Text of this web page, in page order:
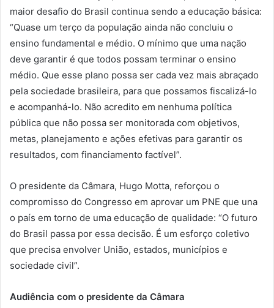
maior desafio do Brasil continua sendo a educação básica:
“Quase um terço da população ainda não concluiu o
ensino fundamental e médio. O mínimo que uma nação
deve garantir é que todos possam terminar o ensino
médio. Que esse plano possa ser cada vez mais abraçado
pela sociedade brasileira, para que possamos fiscalizá-lo
e acompanhá-lo. Não acredito em nenhuma política
pública que não possa ser monitorada com objetivos,
metas, planejamento e ações efetivas para garantir os
resultados, com financiamento factível”.
O presidente da Câmara, Hugo Motta, reforçou o
compromisso do Congresso em aprovar um PNE que una
o país em torno de uma educação de qualidade: “O futuro
do Brasil passa por essa decisão. É um esforço coletivo
que precisa envolver União, estados, municípios e
sociedade civil”.
Audiência com o presidente da Câmara